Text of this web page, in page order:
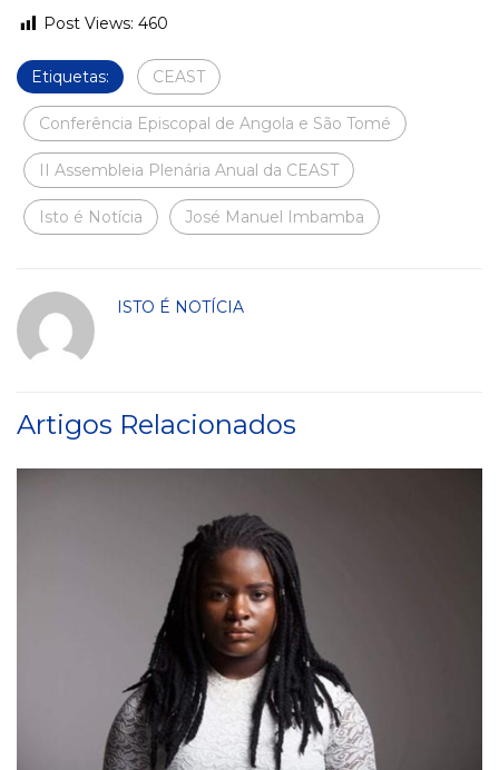
Post Views: 460
Etiquetas: CEAST
Conferência Episcopal de Angola e São Tomé
II Assembleia Plenária Anual da CEAST
Isto é Notícia José Manuel Imbamba
ISTO É NOTÍCIA
Artigos Relacionados